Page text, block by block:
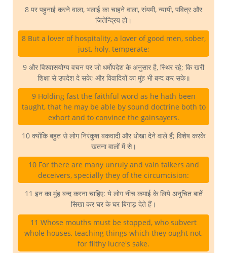
8 पर पहुनाई करने वाला, भलाई का चाहने वाला, संयमी, न्यायी, पवित्र और
जितेन्द्रिय हो।
8 But a lover of hospitality, a lover of good men, sober,
just, holy, temperate;
9 और विश्वासयोग्य वचन पर जो धर्मोपदेश के अनुसार है, स्थिर रहे; कि खरी
शिक्षा से उपदेश दे सके; और विवादियों का मुंह भी बन्द कर सके॥
9 Holding fast the faithful word as he hath been
taught, that he may be able by sound doctrine both to
exhort and to convince the gainsayers.
10 क्योंकि बहुत से लोग निरंकुश बकवादी और धोखा देने वाले हैं; विशेष करके
खतना वालों में से।
10 For there are many unruly and vain talkers and
deceivers, specially they of the circumcision:
11 इन का मुंह बन्द करना चाहिए: ये लोग नीच कमाई के लिये अनुचित बातें
सिखा कर घर के घर बिगाड़ देते हैं।
11 Whose mouths must be stopped, who subvert
whole houses, teaching things which they ought not,
for filthy lucre's sake.